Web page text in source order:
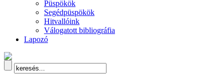
Püspökök
Segédpüspökök
Hitvallóink
Válogatott bibliográfia
Lapozó